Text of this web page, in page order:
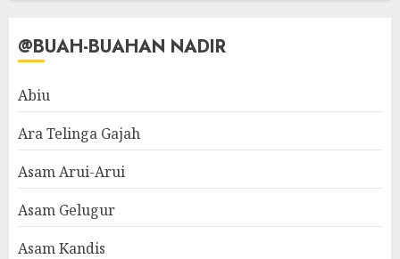
@BUAH-BUAHAN NADIR
Abiu
Ara Telinga Gajah
Asam Arui-Arui
Asam Gelugur
Asam Kandis